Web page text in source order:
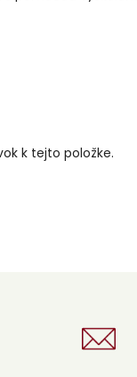
k tejto položke.